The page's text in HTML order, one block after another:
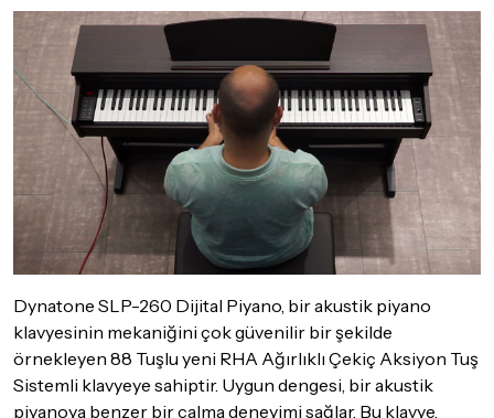
Dynatone SLP-260 Dijital Piyano, bir akustik piyano
klavyesinin mekaniğini çok güvenilir bir şekilde
örnekleyen 88 Tuşlu yeni RHA Ağırlıklı Çekiç Aksiyon Tuş
Sistemli klavyeye sahiptir. Uygun dengesi, bir akustik
piyanoya benzer bir çalma deneyimi sağlar. Bu klavye,